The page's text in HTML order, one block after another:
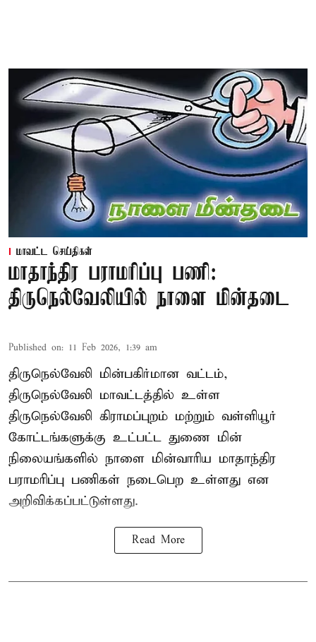
மாவட்ட செய்திகள்
மாதாந்திர பராமரிப்பு பணி:
திருநெல்வேலியில் நாளை மின்தடை
Published on: 11 Feb 2026, 1:39 am
திருநெல்வேலி மின்பகிர்மான வட்டம்,
திருநெல்வேலி மாவட்டத்தில் உள்ள
திருநெல்வேலி கிராமப்புறம் மற்றும் வள்ளியூர்
கோட்டங்களுக்கு உட்பட்ட துணை மின்
நிலையங்களில் நாளை மின்வாரிய மாதாந்திர
பராமரிப்பு பணிகள் நடைபெற உள்ளது என
அறிவிக்கப்பட்டுள்ளது.
Read More